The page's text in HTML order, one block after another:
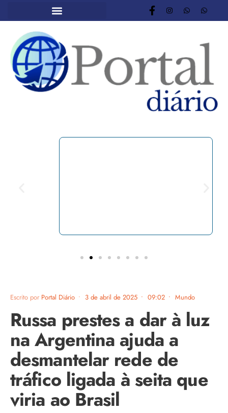
Escrito por Portal Diário • 3 de abril de 2025 • 09:02 • Mundo
Russa prestes a dar à luz
na Argentina ajuda a
desmantelar rede de
tráfico ligada à seita que
viria ao Brasil